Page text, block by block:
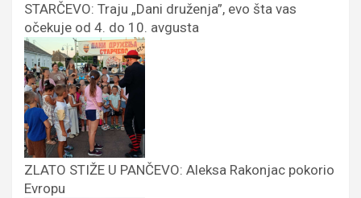
STARČEVO: Traju „Dani druženja”, evo šta vas
očekuje od 4. do 10. avgusta
ZLATO STIŽE U PANČEVO: Aleksa Rakonjac pokorio
Evropu